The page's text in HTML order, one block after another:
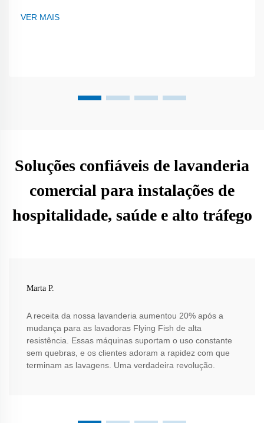
VER MAIS
Soluções confiáveis de lavanderia
comercial para instalações de
hospitalidade, saúde e alto tráfego
Marta P.
A receita da nossa lavanderia aumentou 20% após a
mudança para as lavadoras Flying Fish de alta
resistência. Essas máquinas suportam o uso constante
sem quebras, e os clientes adoram a rapidez com que
terminam as lavagens. Uma verdadeira revolução.